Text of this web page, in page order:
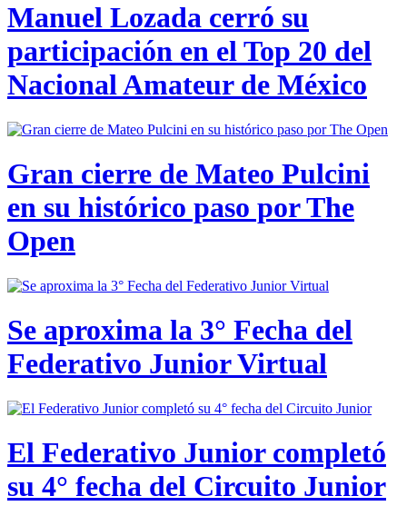
Manuel Lozada cerró su
participación en el Top 20 del
Nacional Amateur de México
Gran cierre de Mateo Pulcini
en su histórico paso por The
Open
Se aproxima la 3° Fecha del
Federativo Junior Virtual
El Federativo Junior completó
su 4° fecha del Circuito Junior